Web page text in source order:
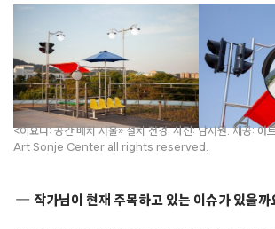
<이요나: 공간 배치 서울» 설치 전경. 사진: 남서원. 제공:
Art Sonje Center all rights reserved.
작가님이 현재 주목하고 있는 이슈가 있을까